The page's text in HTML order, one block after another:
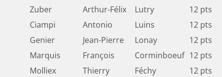
Zuber
Arthur-Félix Lutry
12 pts
Ciampi
Antonio Luins
12 pts
Genier
Jean-Pierre Lonay
12 pts
Marquis
François Corminboeuf 12 pts
Molliex
Thierry Féchy
12 pts